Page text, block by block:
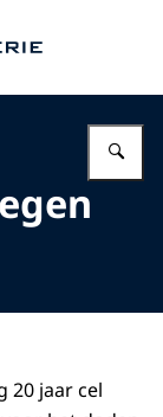
20 jaar cel